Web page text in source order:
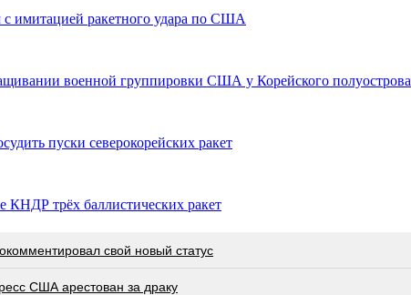
имитацией ракетного удара по США
военной группировки США у Корейского полуострова
пуски северокорейских ракет
трёх баллистических ракет
свой новый статус
США арестован за драку